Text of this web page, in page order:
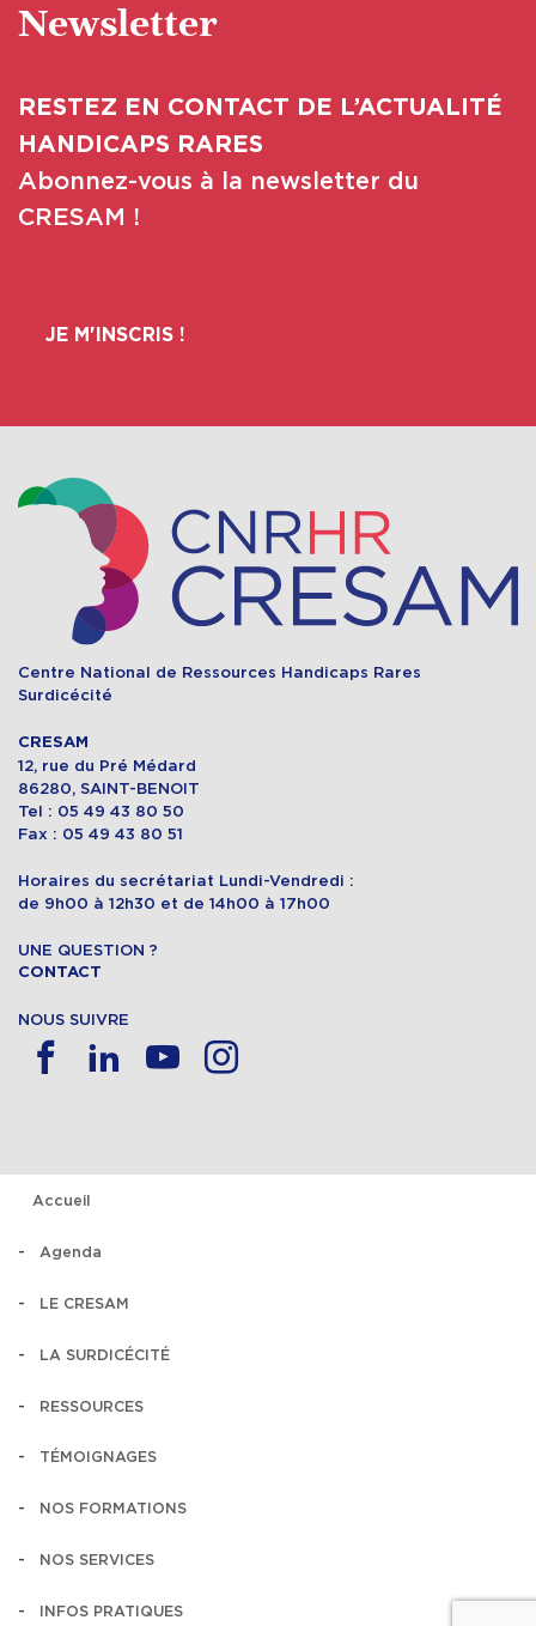
Newsletter
RESTEZ EN CONTACT DE L’ACTUALITÉ
HANDICAPS RARES
Abonnez-vous à la newsletter du
CRESAM !
JE M'INSCRIS !
Centre National de Ressources Handicaps Rares
Surdicécité
CRESAM
12, rue du Pré Médard
86280, SAINT-BENOIT
Tel : 05 49 43 80 50
Fax : 05 49 43 80 51
Horaires du secrétariat Lundi-Vendredi :
de 9h00 à 12h30 et de 14h00 à 17h00
UNE QUESTION ?
CONTACT
NOUS SUIVRE
Accueil
Agenda
LE CRESAM
LA SURDICÉCITÉ
RESSOURCES
TÉMOIGNAGES
NOS FORMATIONS
NOS SERVICES
INFOS PRATIQUES